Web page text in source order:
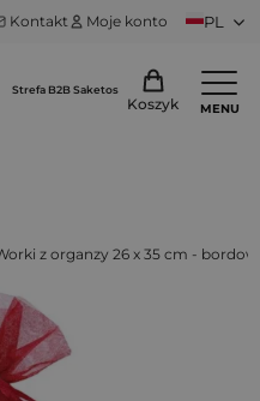
Kontakt Moje konto PL
Strefa B2B Saketos
Koszyk MENU
z organzy 26 x 35 cm -